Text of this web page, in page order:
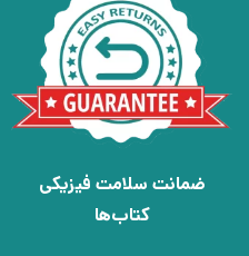
ضمانت سلامت فیزیکی
کتاب‌ها